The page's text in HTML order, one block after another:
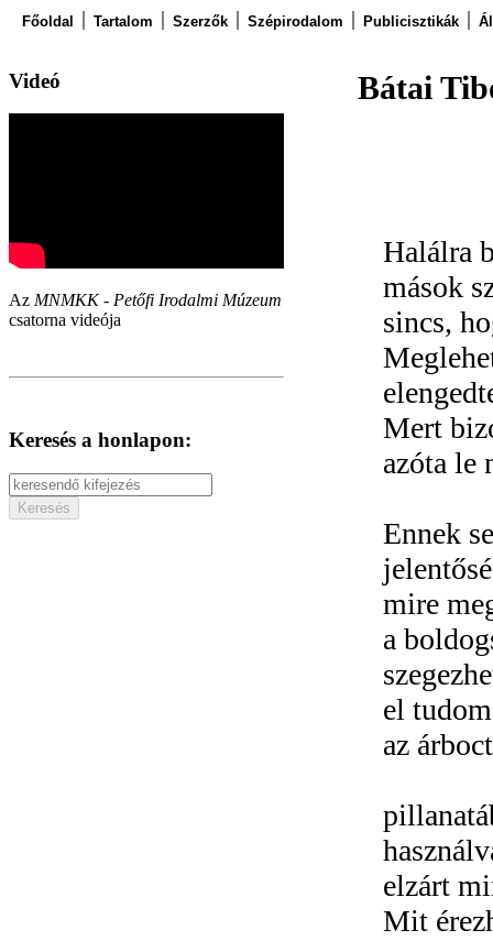
Főoldal Tartalom Szerzők Szépirodalom Publicisztikák
Videó
Az MNMKK - Petőfi Irodalmi Múzeum
csatorna videója
Keresés a honlapon:
Bátai
Halálra
mások
sincs,
Mert
azóta le
Ennek
mire
a
el
az
elzárt
Mit